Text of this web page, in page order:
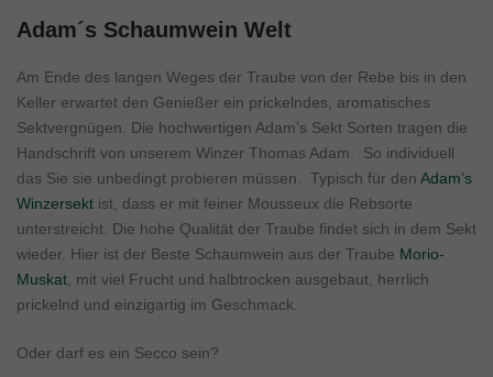
Adam´s Schaumwein Welt
Am Ende des langen Weges der Traube von der Rebe bis in den
Keller erwartet den Genießer ein prickelndes, aromatisches
Sektvergnügen. Die hochwertigen Adam’s Sekt Sorten tragen die
Handschrift von unserem Winzer Thomas Adam. So individuell
das Sie sie unbedingt probieren müssen. Typisch für den Adam’s
Winzersekt ist, dass er mit feiner Mousseux die Rebsorte
unterstreicht. Die hohe Qualität der Traube findet sich in dem Sekt
wieder. Hier ist der Beste Schaumwein aus der Traube Morio-
Muskat , mit viel Frucht und halbtrocken ausgebaut, herrlich
prickelnd und einzigartig im Geschmack.
Oder darf es ein Secco sein?